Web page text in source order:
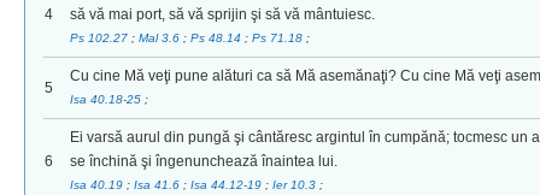
4
să vă mai port, să vă sprijin şi să vă mântuiesc.
Ps 102.27 ; Mal 3.6 ; Ps 48.14 ; Ps 71.18 ;
5
Cu cine Mă veţi pune alături ca să Mă asemănaţi? Cu cine Mă veţi
Isa 40.18-25 ;
6
Ei varsă aurul din pungă şi cântăresc argintul în cumpănă; tocmesc un
se închină şi îngenunchează înaintea lui.
Isa 40.19 ; Isa 41.6 ; Isa 44.12-19 ; Ier 10.3 ;